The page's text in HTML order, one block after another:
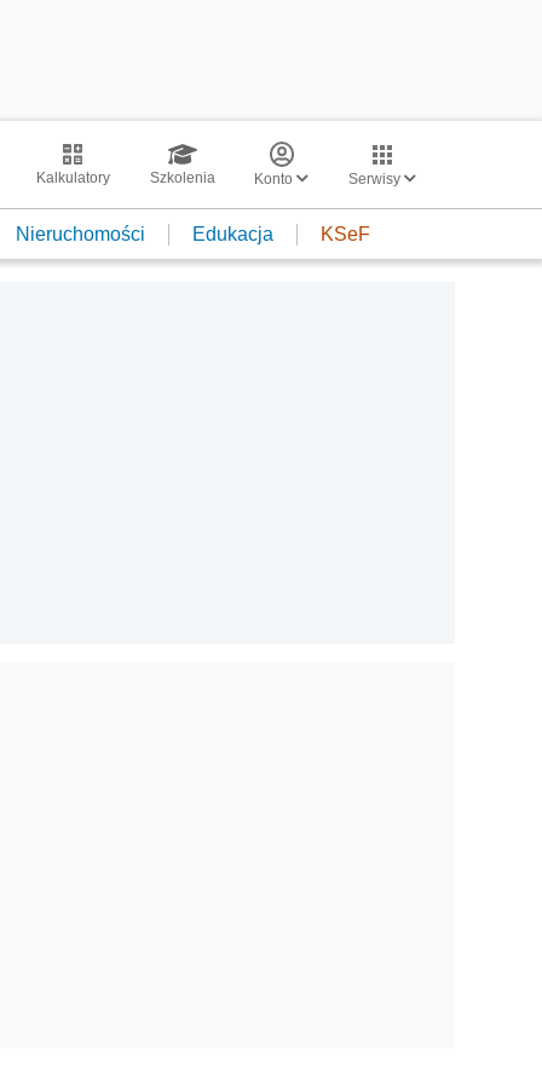
Kalkulatory Szkolenia Konto Serwisy
Nieruchomości Edukacja KSeF